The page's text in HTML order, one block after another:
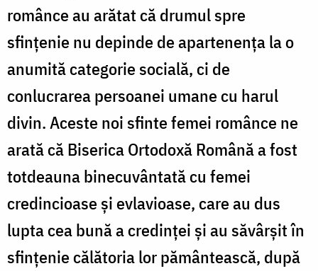
românce au arătat că drumul spre
sfințenie nu depinde de apartenența la o
anumită categorie socială, ci de
conlucrarea persoanei umane cu harul
divin. Aceste noi sfinte femei românce ne
arată că Biserica Ortodoxă Română a fost
totdeauna binecuvântată cu femei
credincioase și evlavioase, care au dus
lupta cea bună a credinței și au săvârșit în
sfințenie călătoria lor pământească, după